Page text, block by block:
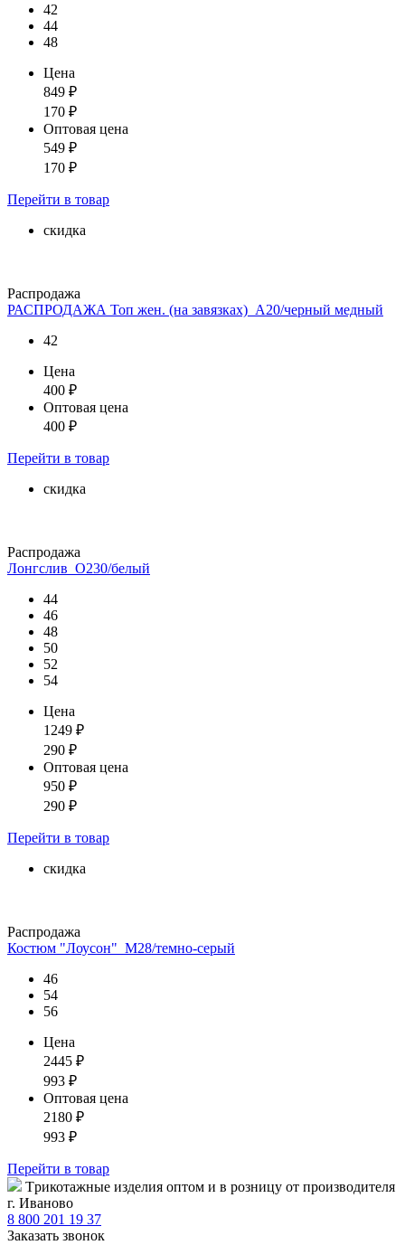
42
44
48
Цена
849 ₽
170 ₽
Оптовая цена
549 ₽
170 ₽
Перейти в товар
скидка
Распродажа
РАСПРОДАЖА Топ жен. (на завязках)_А20/черный медный
42
Цена
400 ₽
Оптовая цена
400 ₽
Перейти в товар
скидка
Распродажа
Лонгслив_О230/белый
44
46
48
50
52
54
Цена
1249 ₽
290 ₽
Оптовая цена
950 ₽
290 ₽
Перейти в товар
скидка
Распродажа
Костюм "Лоусон"_М28/темно-серый
46
54
56
Цена
2445 ₽
993 ₽
Оптовая цена
2180 ₽
993 ₽
Перейти в товар
Tрикотажные изделия оптом и в розницу от производителя
г. Иваново
8 800 201 19 37
Заказать звонок